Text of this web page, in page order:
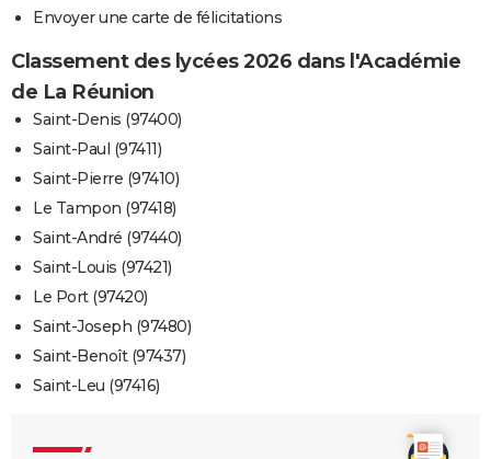
Envoyer une carte de félicitations
Classement des lycées 2026 dans l'Académie
de La Réunion
Saint-Denis (97400)
Saint-Paul (97411)
Saint-Pierre (97410)
Le Tampon (97418)
Saint-André (97440)
Saint-Louis (97421)
Le Port (97420)
Saint-Joseph (97480)
Saint-Benoît (97437)
Saint-Leu (97416)